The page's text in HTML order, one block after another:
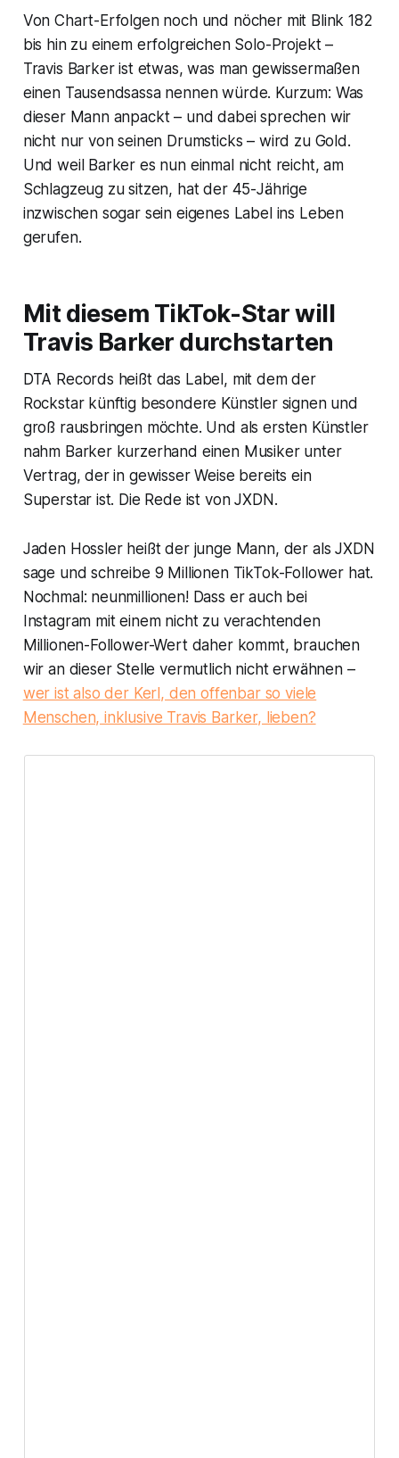
Von Chart-Erfolgen noch und nöcher mit Blink 182
bis hin zu einem erfolgreichen Solo-Projekt –
Travis Barker ist etwas, was man gewissermaßen
einen Tausendsassa nennen würde. Kurzum: Was
dieser Mann anpackt – und dabei sprechen wir
nicht nur von seinen Drumsticks – wird zu Gold.
Und weil Barker es nun einmal nicht reicht, am
Schlagzeug zu sitzen, hat der 45-Jährige
inzwischen sogar sein eigenes Label ins Leben
gerufen.
Mit diesem TikTok-Star will
Travis Barker durchstarten
DTA Records heißt das Label, mit dem der
Rockstar künftig besondere Künstler signen und
groß rausbringen möchte. Und als ersten Künstler
nahm Barker kurzerhand einen Musiker unter
Vertrag, der in gewisser Weise bereits ein
Superstar ist. Die Rede ist von JXDN.
Jaden Hossler heißt der junge Mann, der als JXDN
sage und schreibe 9 Millionen TikTok-Follower hat.
Nochmal: neunmillionen! Dass er auch bei
Instagram mit einem nicht zu verachtenden
Millionen-Follower-Wert daher kommt, brauchen
wir an dieser Stelle vermutlich nicht erwähnen –
wer ist also der Kerl, den offenbar so viele
Menschen, inklusive Travis Barker, lieben?